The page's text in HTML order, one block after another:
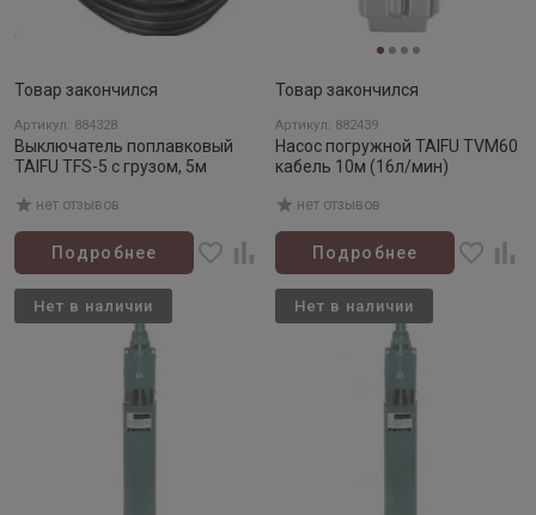
Товар закончился
Артикул: 884328
Выключатель поплавковый
TAIFU TFS-5 с грузом, 5м
нет отзывов
Подробнее
Товар закончился
Артикул: 882439
Насос погружной TAIFU TVM60
кабель 10м (16л/мин)
нет отзывов
Подробнее
Нет в наличии Нет в наличии